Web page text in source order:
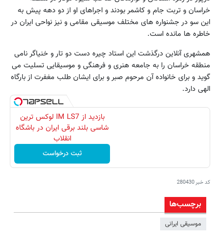
خراسان و تربت جام و کاشمر بودند و اجراهای او از دو دهه پیش به
این سو در جشنواره های مختلف موسیقی مقامی و نیز نواحی ایران در
خاطره ها مانده است.
همشهری آنلاین درگذشت این استاد چیره دست دو تار و خنیاگر نامی
منطقه خراسان را به جامعه هنری و فرهنگی و موسیقایی تسلیت می
گوید و برای خانواده آن مرحوم صبر و برای ایشان طلب مغفرت از بارگاه
الهی دارد.
بازدید از IM LS7 لوکس ترین
شاسی بلند برقی ایران در باشگاه
انقلاب
ثبت درخواست
کد خبر280430
برچسب‌ها
موسیقی ایرانی